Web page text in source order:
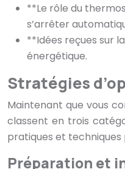
**Le rôle du
s’arrêter
**Idées reçues sur
énergétique.
Stratégies
Maintenant que vous
classent en trois
pratiques et
Préparation et